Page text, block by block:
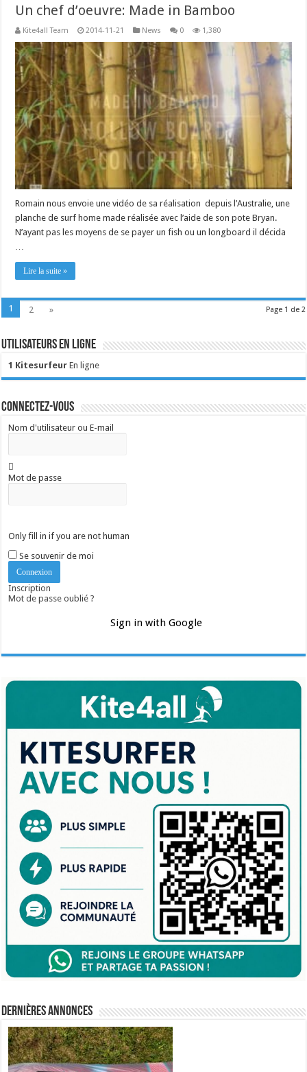
Un chef d’oeuvre: Made in Bamboo
Kite4all Team 2014-11-21 News 0 1,380
Romain nous envoie une vidéo de sa réalisation depuis l’Australie, une
planche de surf home made réalisée avec l’aide de son pote Bryan.
N’ayant pas les moyens de se payer un fish ou un longboard il décida
Lire la suite »
Page 1 de 2
1 2 »
Utilisateurs en ligne
1 Kitesurfeur En ligne
Connectez-vous
Nom d'utilisateur ou E-mail
Mot de passe
Only fill in if you are not human
Se souvenir de moi
Inscription
Mot de passe oublié ?
Sign in with Google
Dernières annonces